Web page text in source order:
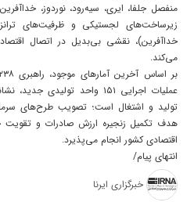
منفصل جلفا، ایری، سیه‌رود، نوردوز،
زیرساخت‌های لجستیکی و ظرفیت‌های
خداآفرین)، نقشی بی‌بدیل در اتصال اقتصاد
می‌کند.
عملیات اجرایی ۱۵۱ واحد
تولید و اشتغال است؛ تصویب طرح‌های
هدف تکمیل زنجیره ارزش صادرات و تقویت
اقتصادی کشور انجام می‌پذیرد.
انتهای پیام/
خبرگزاری ایرنا